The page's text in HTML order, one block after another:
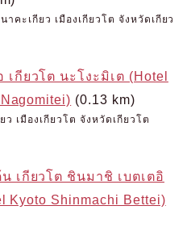
คะเกียว เมืองเกียวโต จังหวัดเกียว
กียวโต นะโงะมิเต (Hotel
(0.13 km)
เมืองเกียวโต จังหวัดเกียวโต
เกียวโต ชินมาชิ เบตเตอิ
Kyoto Shinmachi Bettei)